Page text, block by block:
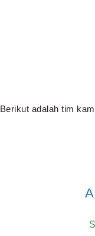
Berikut adalah tim